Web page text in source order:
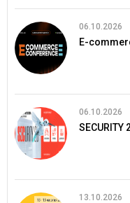
06.10.2026
E-
06.10.2026
SECURITY
13.10.2026